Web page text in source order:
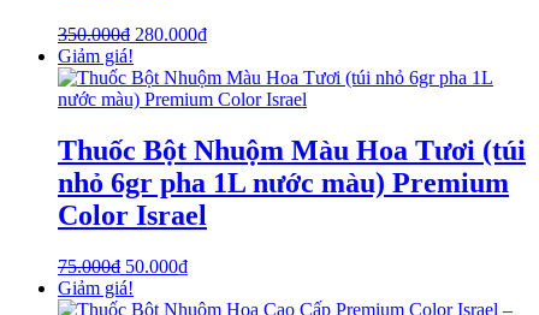
350.000₫ 280.000₫
Giảm giá!
Thuốc Bột Nhuộm Màu Hoa Tươi (túi
nhỏ 6gr pha 1L nước màu) Premium
Color Israel
75.000₫ 50.000₫
Giảm giá!